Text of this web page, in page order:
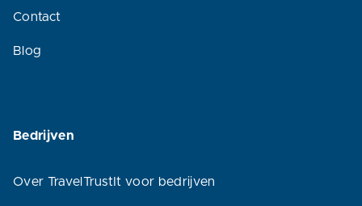
Contact
Blog
Bedrijven
Over TravelTrustIt voor bedrijven